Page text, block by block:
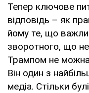
Тепер ключове
відповідь – як
йому те, що
зворотного, що
Трампом не можна
Він один з
медіа. Стільки